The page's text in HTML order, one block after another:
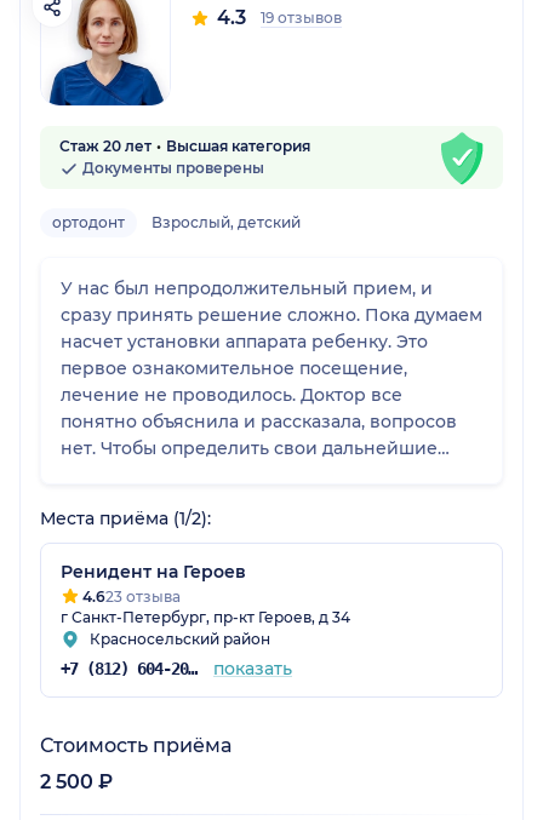
4.3 19 отзывов
Стаж 20 лет
Высшая категория
Документы проверены
ортодонт Взрослый, детский
У нас был непродолжительный прием, и
сразу принять решение сложно. Пока думаем
насчет установки аппарата ребенку. Это
первое ознакомительное посещение,
лечение не проводилось. Доктор все
понятно объяснила и рассказала, вопросов
нет. Чтобы определить свои дальнейшие
получить второе мнение.
Места приёма (1/2):
Ренидент на Героев
4.623 отзыва
г Санкт-Петербург, пр-кт Героев, д 34
Красносельский район
+7 (812) 604-20-95 показать
Стоимость приёма
2 500 ₽